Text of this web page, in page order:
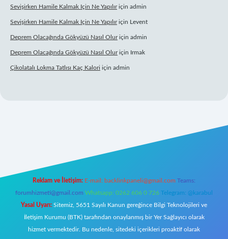
Sevişirken Hamile Kalmak Için Ne Yapılıriçin admin
Sevişirken Hamile Kalmak Için Ne Yapılıriçin Levent
Deprem Olacağında Gökyüzü Nasıl Oluriçin admin
Deprem Olacağında Gökyüzü Nasıl Oluriçin Irmak
Çikolatalı Lokma Tatlısı Kaç Kalori için admin
Reklam ve İletişim: E-mail: backlinkpaneli@gmail.com Teams:
forumhizmeti@gmail.com Whatsapp: 0262 606 0 726 Telegram: @karabul
Yasal Uyarı: Sitemiz, 5651 Sayılı Kanun gereğince Bilgi Teknolojileri ve
İletişim Kurumu (BTK) tarafından onaylanmış bir Yer Sağlayıcı olarak
hizmet vermektedir. Bu nedenle, sitedeki içerikleri proaktif olarak